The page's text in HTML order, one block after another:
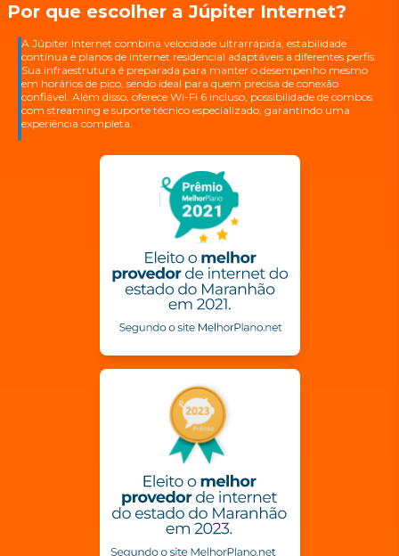
Por que escolher a Júpiter Internet?
A Júpiter Internet combina velocidade ultrarrápida, estabilidade
contínua e planos de internet residencial adaptáveis a diferentes perfis.
Sua infraestrutura é preparada para manter o desempenho mesmo
em horários de pico, sendo ideal para quem precisa de conexão
confiável. Além disso, oferece Wi-Fi 6 incluso, possibilidade de combos
com streaming e suporte técnico especializado, garantindo uma
experiência completa.